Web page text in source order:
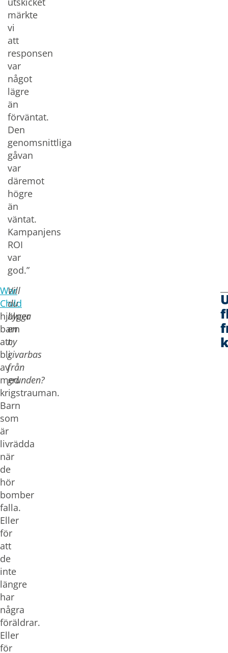
märkte
vi
att
responsen
var
något
lägre
än
förväntat.
Den
genomsnittliga
gåvan
var
däremot
högre
än
väntat.
Kampanjens
ROI
var
god.”
War
Child
hjälper
barn
att
bli
av
med
krigstrauman.
Barn
som
är
livrädda
när
de
hör
bomber
falla.
Eller
för
att
de
inte
längre
har
några
föräldrar.
Eller
för
Vill
du
bygga
en
ny
givarbas
från
grunden?